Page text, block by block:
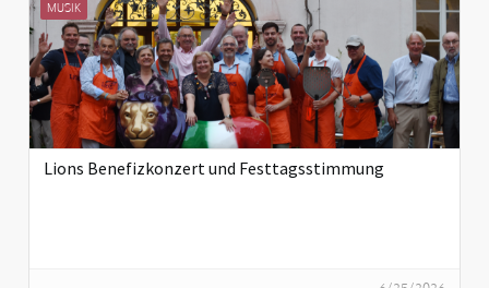
MUSIK
Lions Benefizkonzert und Festtagsstimmung